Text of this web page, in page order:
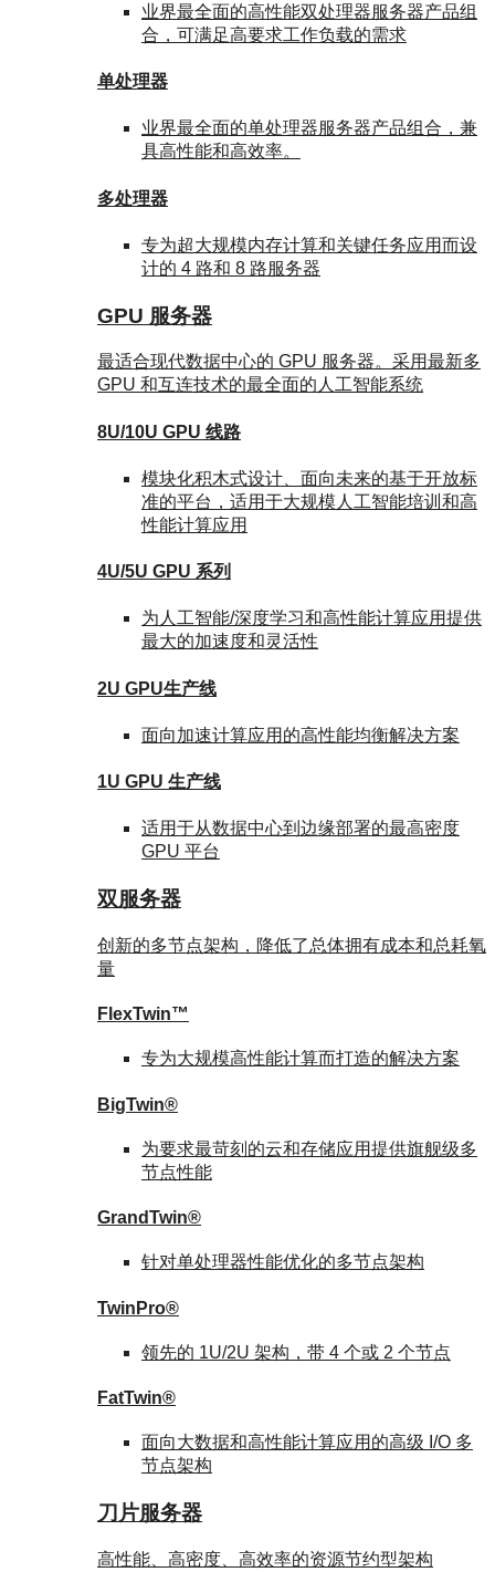
业界最全面的高性能双处理器服务器产品组
合，可满足高要求工作负载的需求
单处理器
业界最全面的单处理器服务器产品组合，兼
具高性能和高效率。
多处理器
专为超大规模内存计算和关键任务应用而设
计的 4 路和 8 路服务器
GPU 服务器
最适合现代数据中心的 GPU 服务器。采用最新多
GPU 和互连技术的最全面的人工智能系统
8U/10U GPU 线路
模块化积木式设计、面向未来的基于开放标
准的平台，适用于大规模人工智能培训和高
性能计算应用
4U/5U GPU 系列
为人工智能/深度学习和高性能计算应用提供
最大的加速度和灵活性
2U GPU生产线
面向加速计算应用的高性能均衡解决方案
1U GPU 生产线
适用于从数据中心到边缘部署的最高密度
GPU 平台
双服务器
创新的多节点架构，降低了总体拥有成本和总耗氧
量
FlexTwin™
专为大规模高性能计算而打造的解决方案
BigTwin®
为要求最苛刻的云和存储应用提供旗舰级多
节点性能
GrandTwin®
针对单处理器性能优化的多节点架构
TwinPro®
领先的 1U/2U 架构，带 4 个或 2 个节点
FatTwin®
面向大数据和高性能计算应用的高级 I/O 多
节点架构
刀片服务器
高性能、高密度、高效率的资源节约型架构